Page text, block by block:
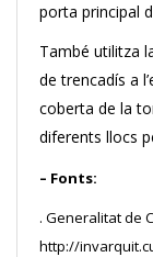
porta principal
També utilitza
de trencadís a
coberta de la
diferents llocs
– Fonts:
. Generalitat de
http://